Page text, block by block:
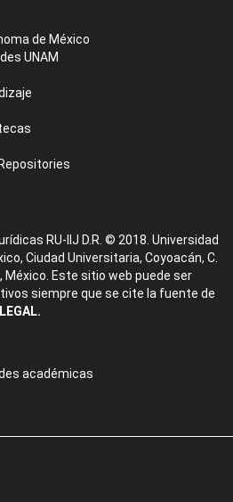
de México
UNAM
RU-IIJ D.R. © 2018. Universidad
Ciudad Universitaria, Coyoacán, C.
México. Este sitio web puede ser
siempre que se cite la fuente de
académicas